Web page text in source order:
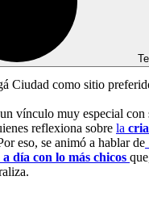
Ciudad como sitio
vínculo muy especial con
reflexiona sobre la
eso, se animó a hablar de
día con lo más chicos